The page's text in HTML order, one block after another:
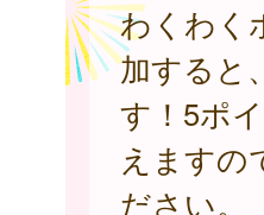
わくわく
加すると
す！5ポ
えますの
ださい。